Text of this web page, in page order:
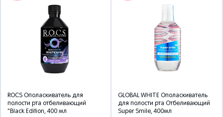
ROCS Ополаскиватель для
полости рта отбеливающий
"Black Edition, 400 мл
GLOBAL WHITE Ополаскиватель
для полости рта Отбеливающий
Super Smile, 400мл